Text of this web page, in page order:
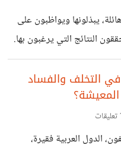
المنتجات القابلة للبيع
صوتية أو فيديوهات
يبذلونها ويواظبون على
النتائج التي يرغبون بها.
السير في الاتجاه
تم توظيفها في مكانها
المؤسف أن هذا لا يحدث في
ويسعى جاهداً للعناية
ويعمل في تجارة الأغذية!
في التخلف والفساد
الدول العربية فقيرة،